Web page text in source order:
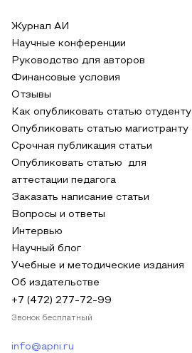
Журнал АИ
Научные конференции
Руководство для авторов
Финансовые условия
Отзывы
Как опубликовать статью студенту
Опубликовать статью магистранту
Срочная публикация статьи
Опубликовать статью для
аттестации педагога
Заказать написание статьи
Вопросы и ответы
Интервью
Научный блог
Учебные и методические издания
Об издательстве
+7 (472) 277-72-99
Звонок бесплатный
info@apni.ru